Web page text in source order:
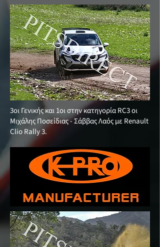
3οι Γενικής και 1οι στην κατηγορία RC3 οι
Μιχάλης Ποσείδιας - Σάββας Λαός με Renault
Clio Rally 3.